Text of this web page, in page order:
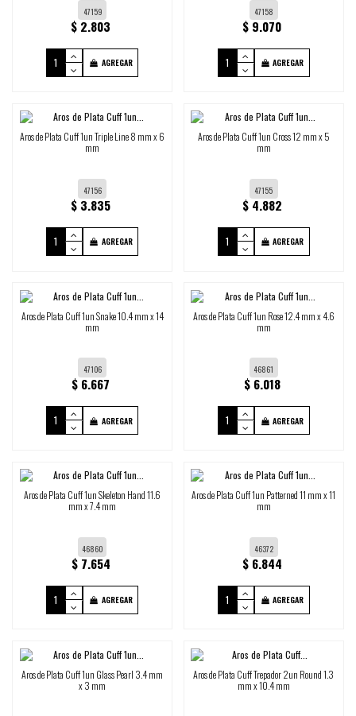
47159
$ 2.803
AGREGAR
47158
$ 9.070
AGREGAR
Aros de Plata Cuff 1un Triple Line 8 mm x 6
mm
47156
$ 3.835
AGREGAR
Aros de Plata Cuff 1un Cross 12 mm x 5
mm
47155
$ 4.882
AGREGAR
Aros de Plata Cuff 1un Snake 10.4 mm x 14
mm
47106
$ 6.667
AGREGAR
Aros de Plata Cuff 1un Rose 12.4 mm x 4.6
mm
46861
$ 6.018
AGREGAR
Aros de Plata Cuff 1un Skeleton Hand 11.6
mm x 7.4 mm
46860
$ 7.654
AGREGAR
Aros de Plata Cuff 1un Patterned 11 mm x 11
mm
46372
$ 6.844
AGREGAR
Aros de Plata Cuff 1un Glass Pearl 3.4 mm
x 3 mm
Aros de Plata Cuff Trepador 2un Round 1.3
mm x 10.4 mm